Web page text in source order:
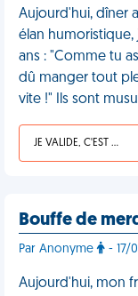
Aujourd'hui, dîner
élan humoristique,
ans : "Comme tu
dû manger tout
vite !" Ils sont
JE VALIDE, C'EST UNE VDM
Bouffe de
Par Anonyme - 17/
Aujourd'hui, mon